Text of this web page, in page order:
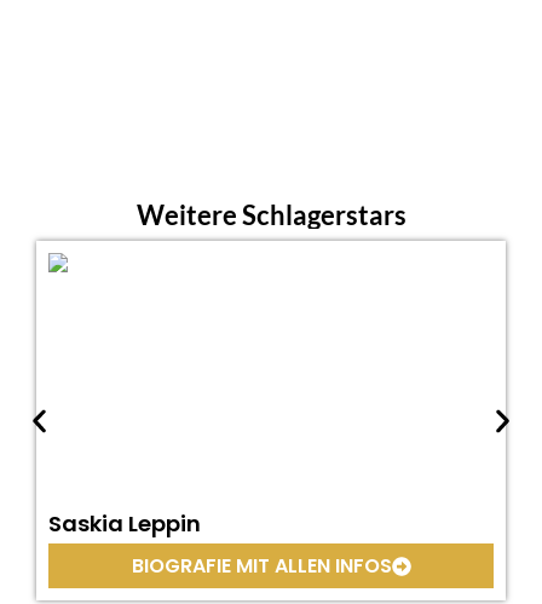
Weitere Schlagerstars
Saskia Leppin
BIOGRAFIE MIT ALLEN INFOS